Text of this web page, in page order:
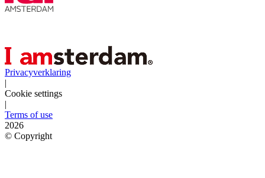
Privacyverklaring
|
Cookie settings
|
Terms of use
2026
© Copyright